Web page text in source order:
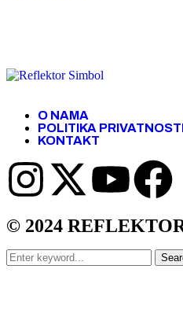
O NAMA
POLITIKA
KONTAKT
© 2024